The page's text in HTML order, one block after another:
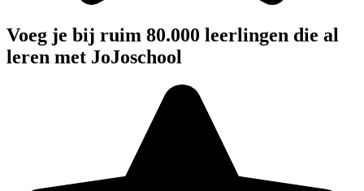
Voeg je bij ruim 80.000 leerlingen die al
leren met JoJoschool